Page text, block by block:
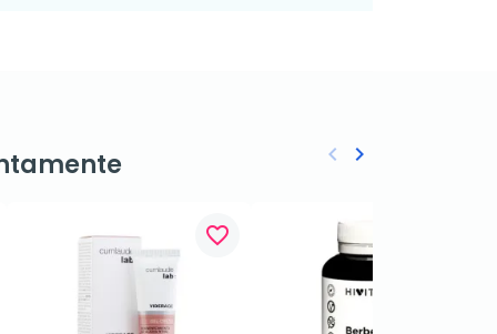
favorite_border
Anterior
keyboard_arrow_left Siguiente
keyboard_arrow_right